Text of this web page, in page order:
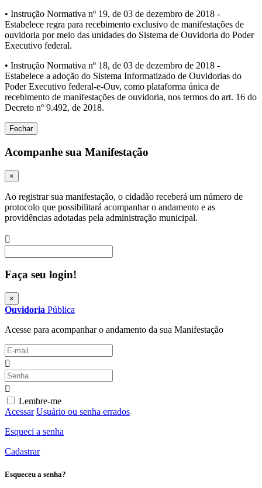
• Instrução Normativa nº 19, de 03 de dezembro de 2018 -
Estabelece regra para recebimento exclusivo de manifestações de
ouvidoria por meio das unidades do Sistema de Ouvidoria do Poder
Executivo federal.
• Instrução Normativa nº 18, de 03 de dezembro de 2018 -
Estabelece a adoção do Sistema Informatizado de Ouvidorias do
Poder Executivo federal-e-Ouv, como plataforma única de
recebimento de manifestações de ouvidoria, nos termos do art. 16 do
Decreto nº 9.492, de 2018.
Fechar
Acompanhe sua Manifestação
×
Ao registrar sua manifestação, o cidadão receberá um número de
protocolo que possibilitará acompanhar o andamento e as
providências adotadas pela administração municipal.
Faça seu login!
×
Ouvidoria Pública
Acesse para acompanhar o andamento da sua Manifestação
Lembre-me
Acessar Usuário ou senha errados
Esqueci a senha
Cadastrar
Esqueceu a senha?